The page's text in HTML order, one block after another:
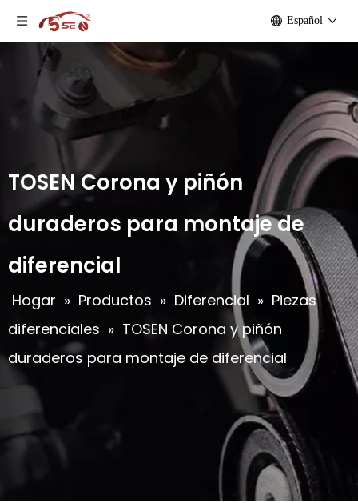
Español
TOSEN Corona y piñón
duraderos para montaje de
diferencial
Hogar » Productos » Diferencial » Piezas
diferenciales » TOSEN Corona y piñón
duraderos para montaje de diferencial